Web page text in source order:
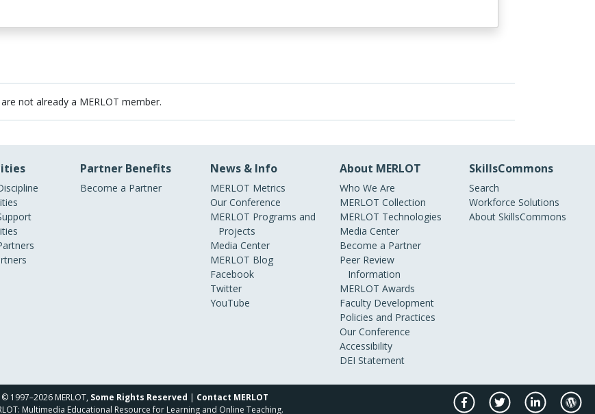
not already a MERLOT member.
Partner Benefits
Become a Partner
News & Info
MERLOT Metrics
Our Conference
MERLOT Programs and
Projects
Media Center
MERLOT Blog
Facebook
Twitter
YouTube
About MERLOT
Who We Are
MERLOT Collection
MERLOT Technologies
Media Center
Become a Partner
Peer Review
Information
MERLOT Awards
Faculty Development
Policies and Practices
Our Conference
Accessibility
DEI Statement
SkillsCommons
Search
Workforce Solutions
About SkillsCommons
© 1997–2026 MERLOT, Some Rights Reserved | Contact MERLOT
Multimedia Educational Resource for Learning and Online Teaching.